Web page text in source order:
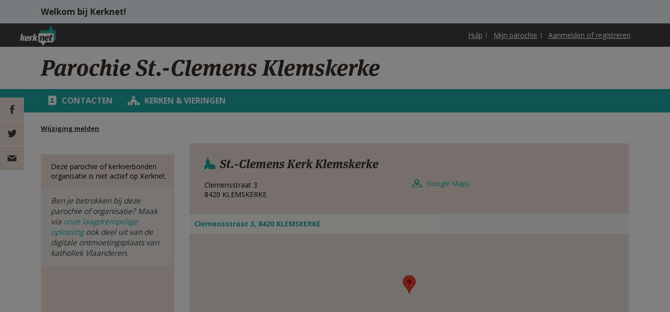
Overslaan en naar de inhoud gaan
Welkom bij Kerknet!
Hulp Mijn parochie Aanmelden of registreren
Parochie St.-Clemens Klemskerke
CONTACTEN KERKEN & VIERINGEN
Wijziging melden
DEEL OP
FACEBOOK
DEEL OP
Deze parochie of kerkverbonden
organisatie is niet actief op Kerknet.
Ben je betrokken bij deze
parochie of organisatie? Maak
via onze laagdrempelige
oplossingook deel uit van de
digitale ontmoetingsplaats van
katholiek Vlaanderen.
St.-Clemens Kerk Klemskerke
Clemensstraat 3
8420 KLEMSKERKE
Google Maps
Clemensstraat 3, 8420 KLEMSKERKE